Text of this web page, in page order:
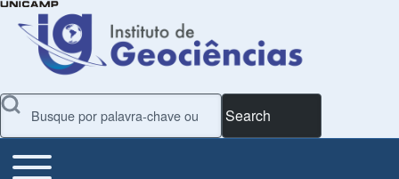
Search
Main Menu
Toggle main menu